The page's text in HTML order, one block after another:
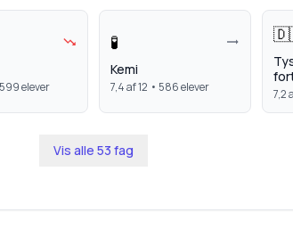
599elever
🧪
Kemi
7,4af 12 • 586elever 7,2
Vis alle 53 fag